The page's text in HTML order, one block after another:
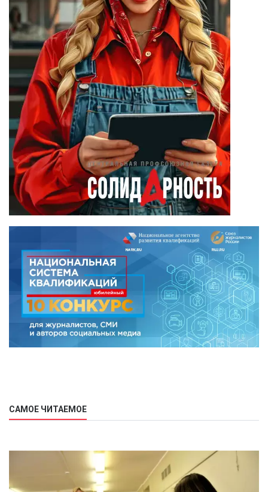
САМОЕ ЧИТАЕМОЕ